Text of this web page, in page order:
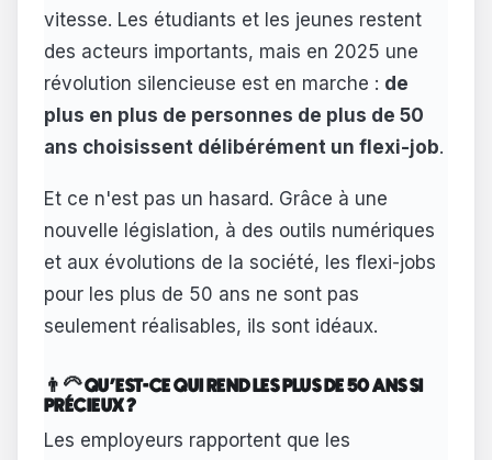
vitesse. Les étudiants et les jeunes restent
des acteurs importants, mais en 2025 une
révolution silencieuse est en marche : de
plus en plus de personnes de plus de 50
ans choisissent délibérément un flexi-job.
Et ce n'est pas un hasard. Grâce à une
nouvelle législation, à des outils numériques
et aux évolutions de la société, les flexi-jobs
pour les plus de 50 ans ne sont pas
seulement réalisables, ils sont idéaux.
👨‍🦳 QU'EST-CE QUI REND LES PLUS DE 50 ANS SI
PRÉCIEUX ?
Les employeurs rapportent que les